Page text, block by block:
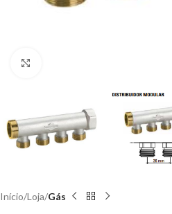
Início Loja Gás